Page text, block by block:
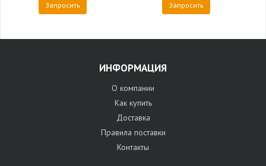
Запросить Запросить
ИНФОРМАЦИЯ
О компании
Как купить
Доставка
Правила поставки
Контакты